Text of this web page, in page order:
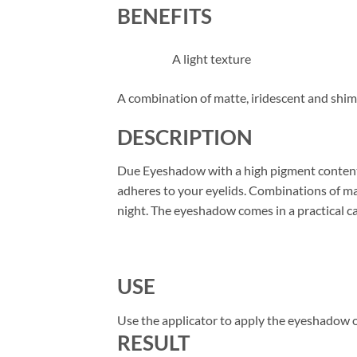
BENEFITS
A light texture
A combination of matte, iridescent and
DESCRIPTION
Due Eyeshadow with a high pigment
adheres to your eyelids. Combinations of
night. The eyeshadow comes in a practical
USE
Use the applicator to apply the eyeshadow
RESULT